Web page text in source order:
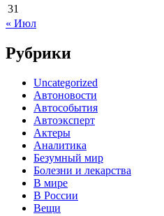
31
« Июл
Рубрики
Uncategorized
Автоновости
Автособытия
Автоэксперт
Актеры
Аналитика
Безумный мир
Болезни и лекарства
В мире
В России
Вещи